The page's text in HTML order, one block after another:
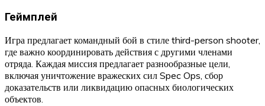
Геймплей
Игра предлагает командный бой в стиле third-person shooter,
где важно координировать действия с другими членами
отряда. Каждая миссия предлагает разнообразные цели,
включая уничтожение вражеских сил Spec Ops, сбор
доказательств или ликвидацию опасных биологических
объектов.